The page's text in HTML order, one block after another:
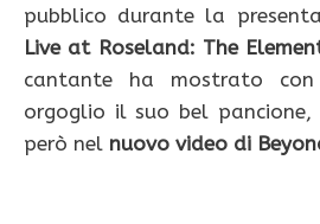
pubblico durante la
Live at Roseland: The
cantante ha mostrato
orgoglio il suo bel pancione,
però nel nuovo video di